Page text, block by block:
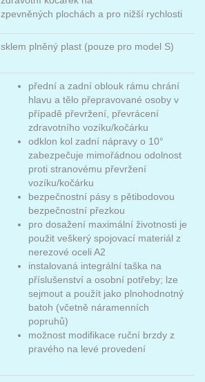
zpevněných plochách a pro nižší rychlosti
sklem plněný plast (pouze pro model S)
přední a zadní oblouk rámu chrání
hlavu a tělo přepravované osoby v
případě převržení, převrácení
zdravotního vozíku/kočárku
odklon kol zadní nápravy o 10°
zabezpečuje mimořádnou odolnost
proti stranovému převržení
vozíku/kočárku
bezpečnostní pásy s pětibodovou
bezpečnostní přezkou
pro dosažení maximální životnosti je
použit veškerý spojovací materiál z
nerezové oceli A2
instalovaná integrální taška na
příslušenství a osobní potřeby; lze
sejmout a použít jako plnohodnotný
batoh (včetně náramenních
popruhů)
možnost modifikace ruční brzdy z
pravého na levé provedení